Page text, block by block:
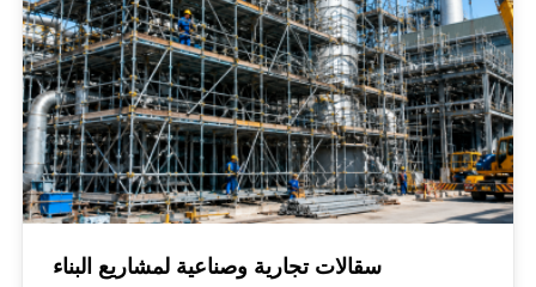
سقالات تجارية وصناعية لمشاريع البناء